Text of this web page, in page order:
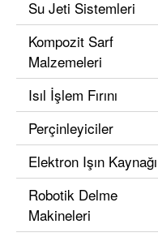
Su Jeti Sistemleri
Kompozit Sarf
Malzemeleri
Isıl İşlem Fırını
Perçinleyiciler
Elektron Işın Kaynağı
Robotik Delme
Makineleri